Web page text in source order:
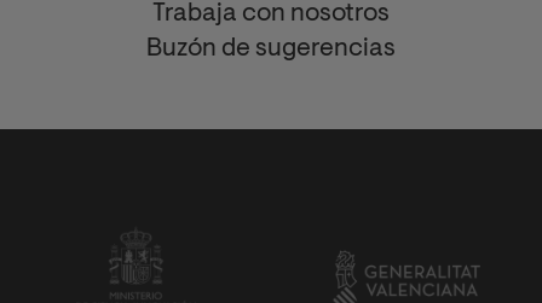
Trabaja con nosotros
Buzón de sugerencias